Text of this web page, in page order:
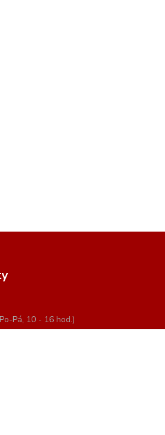
Pá, 10 - 16 hod.)